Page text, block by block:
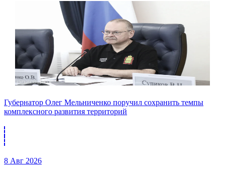
Губернатор Олег Мельниченко поручил сохранить темпы
комплексного развития территорий
8 Авг 2026